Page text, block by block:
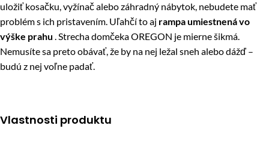
uložiť kosačku, vyžínač alebo záhradný nábytok, nebudete mať
problém s ich pristavením. Uľahčí to aj rampa umiestnená vo
výške prahu . Strecha domčeka OREGON je mierne šikmá.
Nemusíte sa preto obávať, že by na nej ležal sneh alebo dážď –
budú z nej voľne padať.
Vlastnosti produktu